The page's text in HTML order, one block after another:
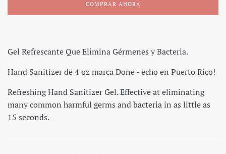
COMPRAR AHORA
Gel Refrescante Que Elimina Gérmenes y Bacteria.
Hand Sanitizer de 4 oz marca Done - echo en Puerto Rico!
Refreshing Hand Sanitizer Gel. Effective at eliminating
many common harmful germs and bacteria in as little as
15 seconds.